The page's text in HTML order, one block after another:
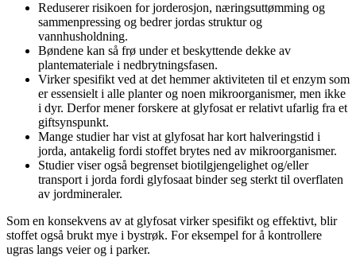
Reduserer risikoen for jorderosjon, næringsuttømming og
sammenpressing og bedrer jordas struktur og
vannhusholdning.
Bøndene kan så frø under et beskyttende dekke av
plantemateriale i nedbrytningsfasen.
Virker spesifikt ved at det hemmer aktiviteten til et enzym som
er essensielt i alle planter og noen mikroorganismer, men ikke
i dyr. Derfor mener forskere at glyfosat er relativt ufarlig fra et
giftsynspunkt.
Mange studier har vist at glyfosat har kort halveringstid i
jorda, antakelig fordi stoffet brytes ned av mikroorganismer.
Studier viser også begrenset biotilgjengelighet og/eller
transport i jorda fordi glyfosaat binder seg sterkt til overflaten
av jordmineraler.
Som en konsekvens av at glyfosat virker spesifikt og effektivt, blir
stoffet også brukt mye i bystrøk. For eksempel for å kontrollere
ugras langs veier og i parker.